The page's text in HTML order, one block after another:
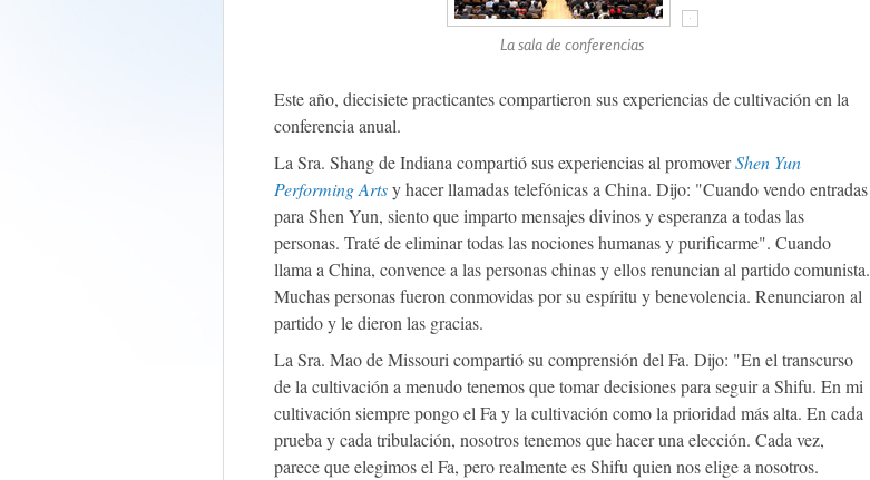
La sala de conferencias
Este año, diecisiete practicantes compartieron sus experiencias de cultivación en la
conferencia anual.
La Sra. Shang de Indiana compartió sus experiencias al promoverShen Yun
Performing Artsy hacer llamadas telefónicas a China. Dijo: "Cuando vendo entradas
para Shen Yun, siento que imparto mensajes divinos y esperanza a todas las
personas. Traté de eliminar todas las nociones humanas y purificarme". Cuando
llama a China, convence a las personas chinas y ellos renuncian al partido comunista.
Muchas personas fueron conmovidas por su espíritu y benevolencia. Renunciaron al
partido y le dieron las gracias.
La Sra. Mao de Missouri compartió su comprensión del Fa. Dijo: "En el transcurso
de la cultivación a menudo tenemos que tomar decisiones para seguir a Shifu. En mi
cultivación siempre pongo el Fa y la cultivación como la prioridad más alta. En cada
prueba y cada tribulación, nosotros tenemos que hacer una elección. Cada vez,
parece que elegimos el Fa, pero realmente es Shifu quien nos elige a nosotros.